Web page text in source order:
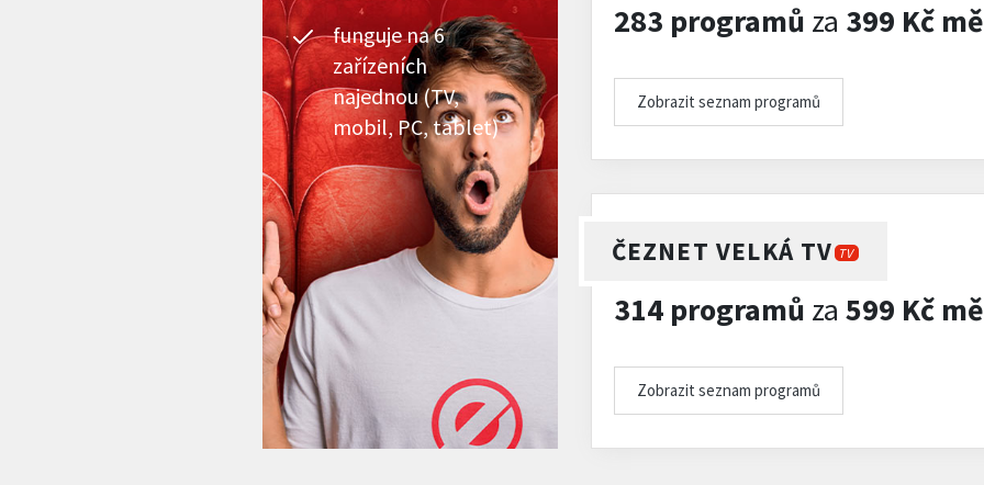
funguje na 6
zařízeních
najednou (TV,
mobil, PC, tablet)
283 programů za 399 Kč
Zobrazit seznam programů
ČEZNET VELKÁ TV TV
314 programů za 599 Kč
Zobrazit seznam programů